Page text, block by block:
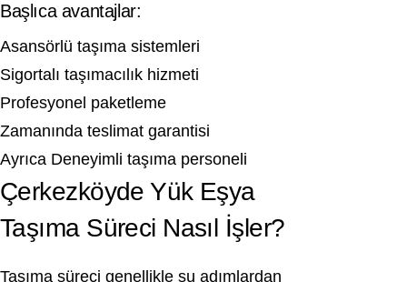
Başlıca avantajlar:
Asansörlü taşıma sistemleri
Sigortalı taşımacılık hizmeti
Profesyonel paketleme
Zamanında teslimat garantisi
Ayrıca Deneyimli taşıma personeli
Çerkezköyde Yük Eşya
Taşıma Süreci Nasıl İşler?
Taşıma süreci genellikle şu adımlardan